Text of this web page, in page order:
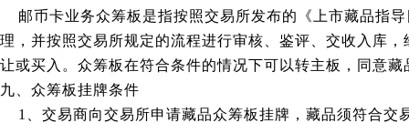
邮币卡业务众筹板是指按照交易所发布的《上市藏品指
理，并按照交易所规定的流程进行审核、鉴评、交收入库
让或买入。众筹板在符合条件的情况下可以转主板，同意
九、众筹板挂牌条件
1、交易商向交易所申请藏品众筹板挂牌，藏品须符合交